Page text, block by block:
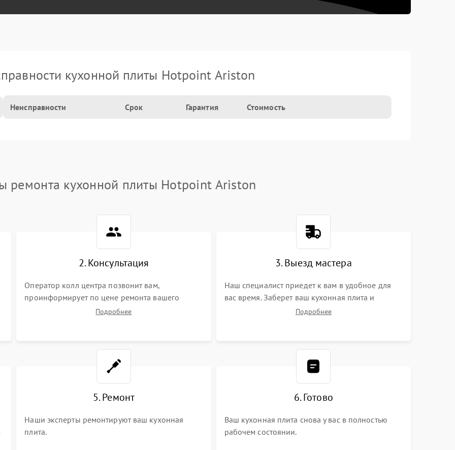
кухонной плиты Hotpoint Ariston
Неисправности Срок Гарантия Стоимость
ремонта кухонной плиты Hotpoint Ariston
2. Консультация
Оператор колл центра позвонит вам,
проинформирует по цене ремонта вашего
кухонной плиты а также ответит на все ваши
Подробнее
3. Выезд мастера
Наш специалист приедет к вам в удобное для
вас время. Заберет ваш кухонная плита и
привезет на склад для диагностики.
Подробнее
5. Ремонт
Наши эксперты ремонтируют ваш кухонная
плита.
6. Готово
Ваш кухонная плита снова у вас в полностью
рабочем состоянии.